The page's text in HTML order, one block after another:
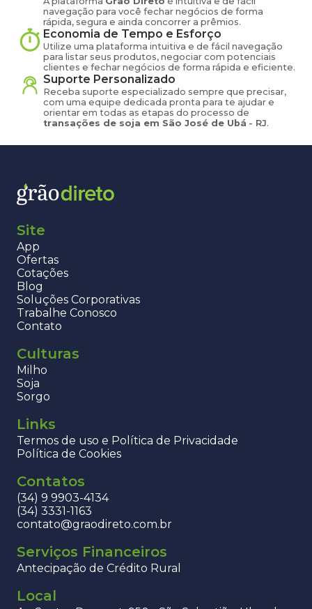
navegação para você fechar negócios de forma
rápida, segura e ainda concorrer a prêmios.
Economia de Tempo e Esforço
Utilize uma plataforma intuitiva e de fácil navegação
para listar seus produtos, negociar com potenciais
clientes e fechar negócios de forma rápida e eficiente.
Suporte Personalizado
Receba suporte especializado sempre que precisar,
com uma equipe dedicada pronta para te ajudar e
orientar em todas as etapas do processo de
transações de soja em São José de Ubá - RJ.
Site
App
Ofertas
Cotações
Blog
Soluções Corporativas
Trabalhe Conosco
Contato
Culturas
Milho
Soja
Sorgo
Links
Termos de uso e Política de Privacidade
Política de Cookies
Contatos
(34) 9 9903-4134
(34) 3331-1163
contato@graodireto.com.br
Serviços Financeiros
Antecipação de Crédito Rural
Local